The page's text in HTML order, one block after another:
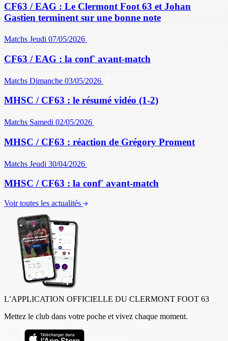
CF63 / EAG : Le Clermont Foot 63 et Johan
Gastien terminent sur une bonne note
Matchs Jeudi 07/05/2026
CF63 / EAG : la conf' avant-match
Matchs Dimanche 03/05/2026
MHSC / CF63 : le résumé vidéo (1-2)
Matchs Samedi 02/05/2026
MHSC / CF63 : réaction de Grégory Proment
Matchs Jeudi 30/04/2026
MHSC / CF63 : la conf' avant-match
Voir toutes les actualités
L’APPLICATION OFFICIELLE DU CLERMONT FOOT 63
Mettez le club dans votre poche et vivez chaque moment.